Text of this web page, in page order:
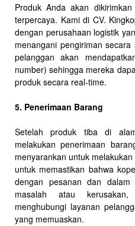
Produk Anda akan
terpercaya. Kami di CV.
dengan perusahaan logistik
menangani pengiriman
pelanggan akan
number) sehingga mereka
produk secara real-time.
5. Penerimaan Barang
Setelah produk tiba di
melakukan penerimaan
menyarankan untuk
untuk memastikan bahwa
dengan pesanan dan
masalah atau
menghubungi layanan
yang memuaskan.